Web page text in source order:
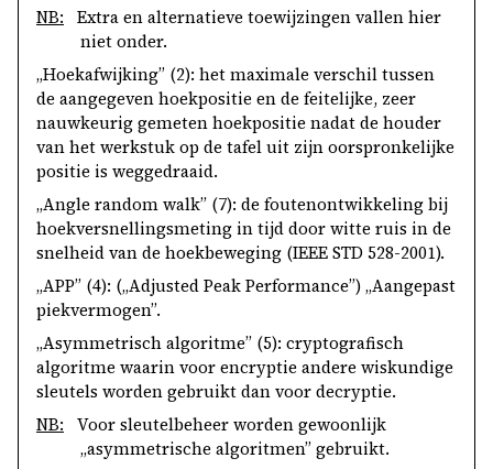
NB:
Extra en alternatieve toewijzingen vallen hier
niet onder.
„Hoekafwijking” (2): het maximale verschil tussen
de aangegeven hoekpositie en de feitelijke, zeer
nauwkeurig gemeten hoekpositie nadat de houder
van het werkstuk op de tafel uit zijn oorspronkelijke
positie is weggedraaid.
„Angle random walk” (7): de foutenontwikkeling bij
hoekversnellingsmeting in tijd door witte ruis in de
snelheid van de hoekbeweging (IEEE STD 528-2001).
„APP” (4): („Adjusted Peak Performance”) „Aangepast
piekvermogen”.
„Asymmetrisch algoritme” (5): cryptografisch
algoritme waarin voor encryptie andere wiskundige
sleutels worden gebruikt dan voor decryptie.
NB:
Voor sleutelbeheer worden gewoonlijk
„asymmetrische algoritmen” gebruikt.